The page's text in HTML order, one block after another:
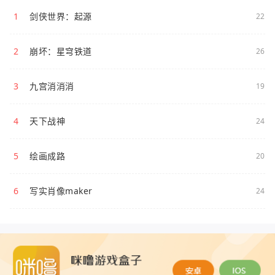
1 剑侠世界：起源 22
2 崩坏：星穹铁道 26
3 九宫消消消 19
4 天下战神 24
5 绘画成路 20
6 写实肖像maker 24